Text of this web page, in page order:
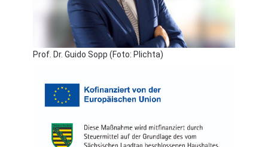
Prof. Dr. Guido Sopp (Foto: Plichta)